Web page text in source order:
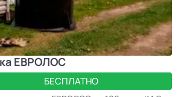
ЕВРОЛОС
БЕСПЛАТНО